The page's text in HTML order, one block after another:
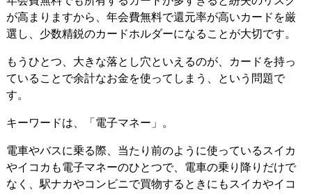
が高まりますから、年会費無料で還元率が高いカードを厳
選し、少数精鋭のカードホルダーになることが大切です。
もうひとつ、大きな落とし穴といえるのが、カードを持っ
ていることで余計なお金を使ってしまう、という問題で
す。
キーワードは、「電子マネー」。
電車やバスに乗る際、当たり前のように使っているスイカ
やイコカも電子マネーのひとつで、電車の乗り降りだけで
なく、駅ナカやコンビニで買物するときにもスイカやイコ